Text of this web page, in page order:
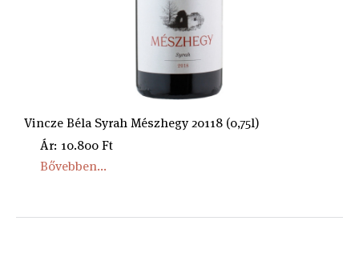
Vincze Béla Syrah Mészhegy 20118 (0,75l)
Ár: 10.800 Ft
Bővebben...